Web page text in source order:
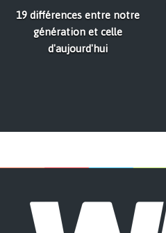
19 différences entre notre
génération et celle
d'aujourd'hui